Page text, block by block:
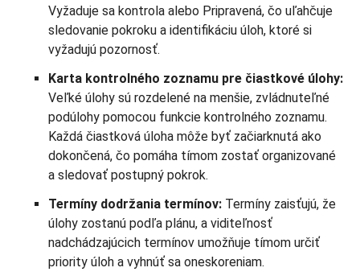
Vyžaduje sa kontrola alebo Pripravená, čo uľahčuje
sledovanie pokroku a identifikáciu úloh, ktoré si
vyžadujú pozornosť.
Karta kontrolného zoznamu pre čiastkové úlohy:
Veľké úlohy sú rozdelené na menšie, zvládnuteľné
podúlohy pomocou funkcie kontrolného zoznamu.
Každá čiastková úloha môže byť začiarknutá ako
dokončená, čo pomáha tímom zostať organizované
a sledovať postupný pokrok.
Termíny dodržania termínov: Termíny zaisťujú, že
úlohy zostanú podľa plánu, a viditeľnosť
nadchádzajúcich termínov umožňuje tímom určiť
priority úloh a vyhnúť sa oneskoreniam.